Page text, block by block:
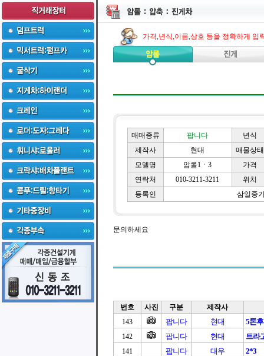
가격,년식,이름,상호 등을 정확하게 입
매매종류 팝니다
년식
제작사
현대
매물상태
모델명
암롤1ㆍ3
가격
연락처
010-3211-3211
위치
등록인
삼일중
문의하세요
번호 사진 구분
제작사
143
팝니다 현대 5톤
142 팝니다 현대 트라
141 팝니다 대우 2*3